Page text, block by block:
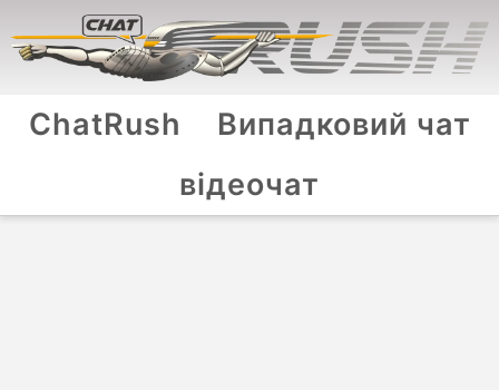
ChatRush
Випадковий чат
відеочат